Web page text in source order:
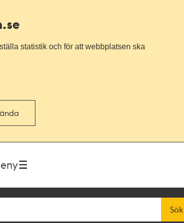
statistik och för att webbplatsen ska
Sök